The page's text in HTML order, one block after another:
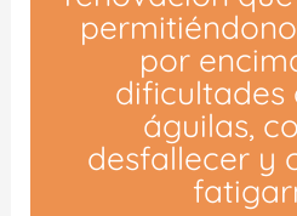
por
dificultades
águilas,
desfallecer y